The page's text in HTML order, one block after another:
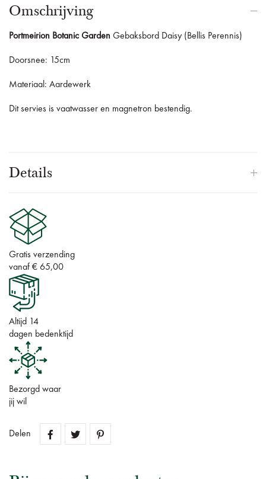
Omschrijving
Portmeirion Botanic Garden Gebaksbord Daisy (Bellis Perennis)
Doorsnee: 15cm
Materiaal: Aardewerk
Dit servies is vaatwasser en magnetron bestendig.
Details
Gratis verzending
vanaf € 65,00
Altijd 14
dagen bedenktijd
Bezorgd waar
jij wil
Delen